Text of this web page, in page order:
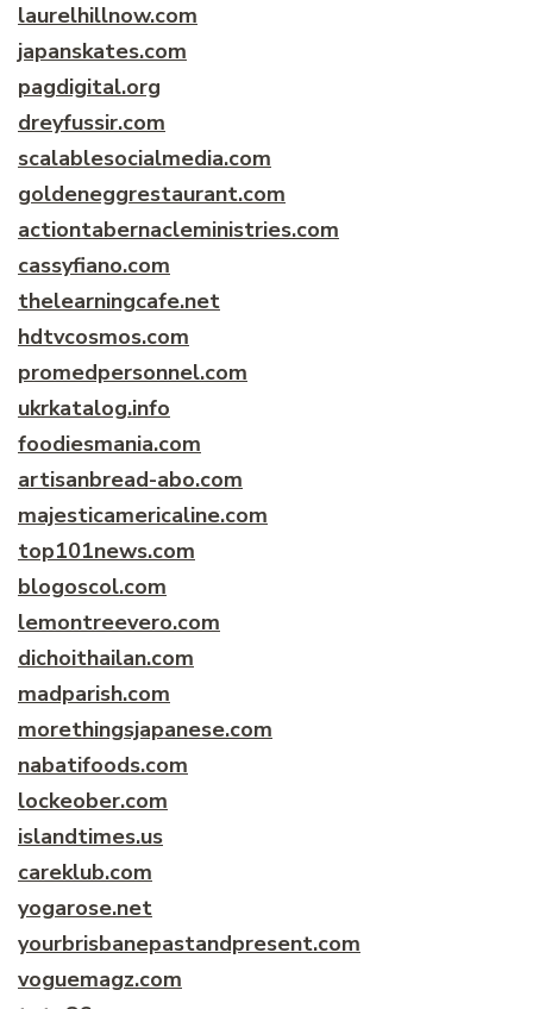
laurelhillnow.com
japanskates.com
pagdigital.org
dreyfussir.com
scalablesocialmedia.com
goldeneggrestaurant.com
actiontabernacleministries.com
cassyfiano.com
thelearningcafe.net
hdtvcosmos.com
promedpersonnel.com
ukrkatalog.info
foodiesmania.com
artisanbread-abo.com
majesticamericaline.com
top101news.com
blogoscol.com
lemontreevero.com
dichoithailan.com
madparish.com
morethingsjapanese.com
nabatifoods.com
lockeober.com
islandtimes.us
careklub.com
yogarose.net
yourbrisbanepastandpresent.com
voguemagz.com